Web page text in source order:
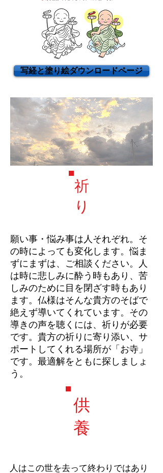
写経と塗り絵ダウンロードページ
祈
り
願い事・悩み事は人それぞれ。そ
の時によっても変化します。悩ま
ずにまずは、ご相談ください。人
は時に悲しみに酔う時もあり、苦
しみのために目を閉ざす時もあり
ます。仏様はそんな貴方のそばで
絶えず導いてくれています。その
導きの声を聴くには、祈りが必要
です。貴方の祈りに寄り添い、サ
ポートしてくれる場所が「お寺」
です。最適解をともに探しましょ
う。
供
養
​人はこの世を去って終わりではあり